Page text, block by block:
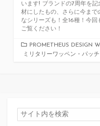
います! ブランドの7周年を
材にしたもの、さらに今まで
なシリーズも！全16種！今
ご覧ください！
カ
テ
PROMETHEUS DESIGN
ミリタリーワッペン・パッチ
検
索